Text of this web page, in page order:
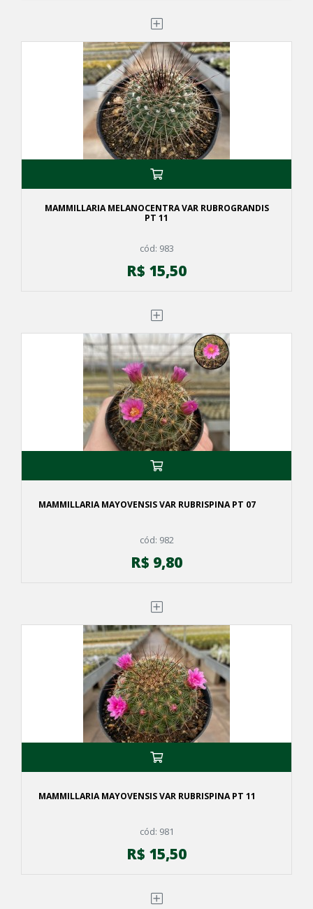
MAMMILLARIA MELANOCENTRA VAR RUBROGRANDIS
PT 11
cód: 983
R$ 15,50
MAMMILLARIA MAYOVENSIS VAR RUBRISPINA PT 07
cód: 982
R$ 9,80
MAMMILLARIA MAYOVENSIS VAR RUBRISPINA PT 11
cód: 981
R$ 15,50